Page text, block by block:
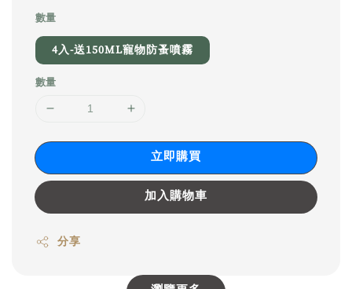
數量
4入-送150ML寵物防蚤噴霧
數量
立即購買
加入購物車
分享